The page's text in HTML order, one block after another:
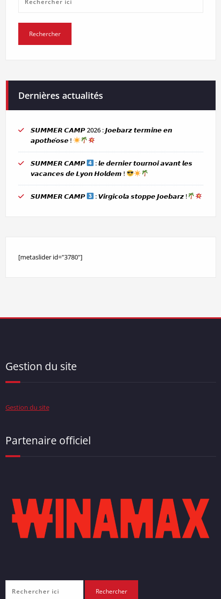
Dernières actualités
𝙎𝙐𝙈𝙈𝙀𝙍 𝘾𝘼𝙈𝙋 2026 : 𝙅𝙤𝙚𝙗𝙖𝙧𝙯 𝙩𝙚𝙧𝙢𝙞𝙣𝙚 𝙚𝙣
𝙖𝙥𝙤𝙩𝙝𝙚́𝙤𝙨𝙚 !
𝙎𝙐𝙈𝙈𝙀𝙍 𝘾𝘼𝙈𝙋
: 𝙡𝙚 𝙙𝙚𝙧𝙣𝙞𝙚𝙧 𝙩𝙤𝙪𝙧𝙣𝙤𝙞 𝙖𝙫𝙖𝙣𝙩 𝙡𝙚𝙨
𝙫𝙖𝙘𝙖𝙣𝙘𝙚𝙨 𝙙𝙚 𝙇𝙮𝙤𝙣 𝙃𝙤𝙡𝙙𝙚𝙢 !
𝙎𝙐𝙈𝙈𝙀𝙍 𝘾𝘼𝙈𝙋 : 𝙑𝙞𝙧𝙜𝙞𝙘𝙤𝙡𝙖 𝙨𝙩𝙤𝙥𝙥𝙚 𝙅𝙤𝙚𝙗𝙖𝙧𝙯 !
[metaslider id="3780"]
Gestion du site
Gestion du site
Partenaire officiel